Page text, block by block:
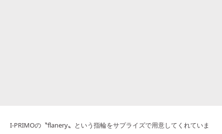
I-PRIMOの〝flanery〟という指輪をサプライズで用意してくれていま